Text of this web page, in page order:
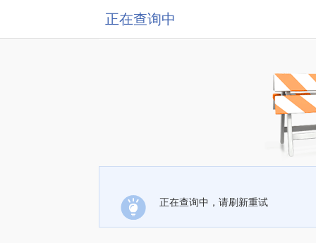
正在查询中
正在查询中，请刷新重试